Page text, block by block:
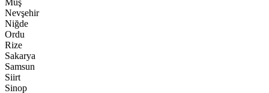
Muş
Nevşehir
Niğde
Ordu
Rize
Sakarya
Samsun
Siirt
Sinop